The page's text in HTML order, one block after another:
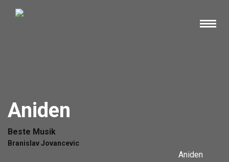
Aniden
Beste Musik
Branislav Jovancevic
Aniden